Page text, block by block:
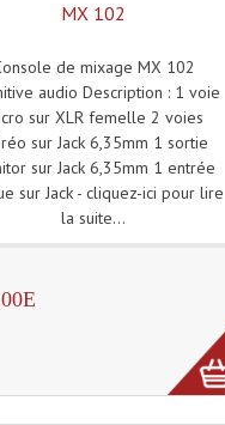
MX 102
de mixage MX 102
audio Description : 1 voie
sur XLR femelle 2 voies
sur Jack 6,35mm 1 sortie
sur Jack 6,35mm 1 entrée
sur Jack - cliquez-ici pour lire
la suite...